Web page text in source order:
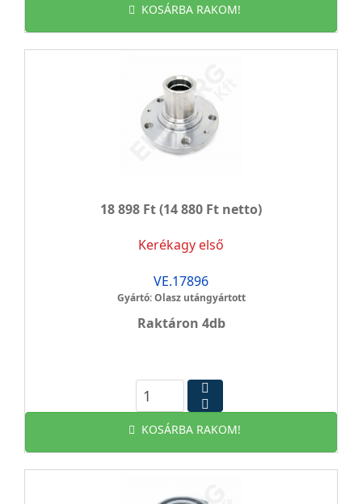
KOSÁRBA RAKOM!
18 898 Ft(14 880 Ft netto)
Kerékagy első
VE.17896
Gyártó: Olasz utángyártott
Raktáron 4db
KOSÁRBA RAKOM!